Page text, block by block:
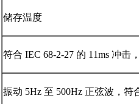
储存温度
符合 IEC 68-2-27 的 11ms 冲击
振动 5Hz 至 500Hz 正弦波，符